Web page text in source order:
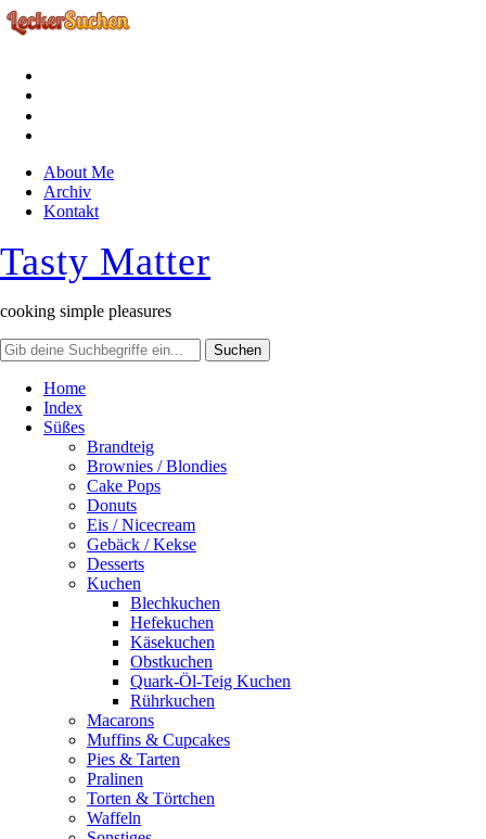
About Me
Archiv
Kontakt
Tasty Matter
cooking simple pleasures
Home
Index
Süßes
Brandteig
Brownies / Blondies
Cake Pops
Donuts
Eis / Nicecream
Gebäck / Kekse
Desserts
Kuchen
Blechkuchen
Hefekuchen
Käsekuchen
Obstkuchen
Quark-Öl-Teig Kuchen
Rührkuchen
Macarons
Muffins & Cupcakes
Pies & Tarten
Pralinen
Torten & Törtchen
Waffeln